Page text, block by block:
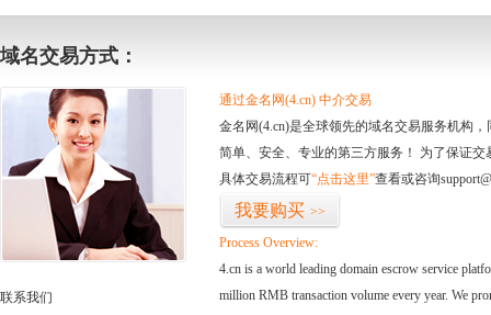
域名交易方式：
联系我们
通过金名网(4.cn) 中介交易
金名网(4.cn)是全球领先的域名交易服务机构
简单、安全、专业的第三方服务！ 为了保证
具体交易流程可“点击这里”查看或咨询
我要购买 >>
Process Overview:
4.cn is a world leading domain escrow service
million RMB transaction volume every year. We